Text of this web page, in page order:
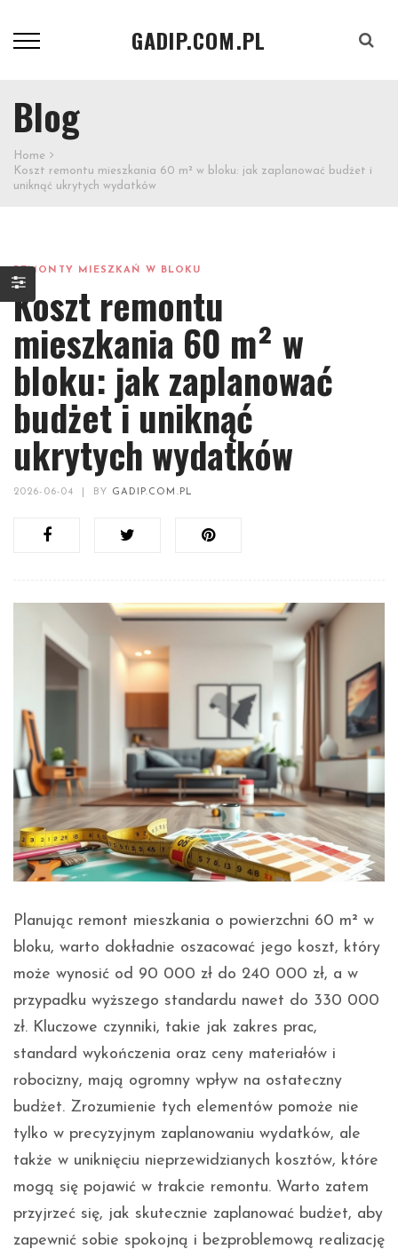
GADIP.COM.PL
Blog
Home
Koszt remontu mieszkania 60 m² w bloku: jak zaplanować budżet i
uniknąć ukrytych wydatków
REMONTY MIESZKAŃ W BLOKU
Koszt remontu
mieszkania 60 m² w
bloku: jak zaplanować
budżet i uniknąć
ukrytych wydatków
2026-06-04 BY GADIP.COM.PL
Planując remont mieszkania o powierzchni 60 m² w
bloku, warto dokładnie oszacować jego koszt, który
może wynosić od 90 000 zł do 240 000 zł, a w
przypadku wyższego standardu nawet do 330 000
zł. Kluczowe czynniki, takie jak zakres prac,
standard wykończenia oraz ceny materiałów i
robocizny, mają ogromny wpływ na ostateczny
budżet. Zrozumienie tych elementów pomoże nie
tylko w precyzyjnym zaplanowaniu wydatków, ale
także w uniknięciu nieprzewidzianych kosztów, które
mogą się pojawić w trakcie remontu. Warto zatem
przyjrzeć się, jak skutecznie zaplanować budżet, aby
zapewnić sobie spokojną i bezproblemową realizację